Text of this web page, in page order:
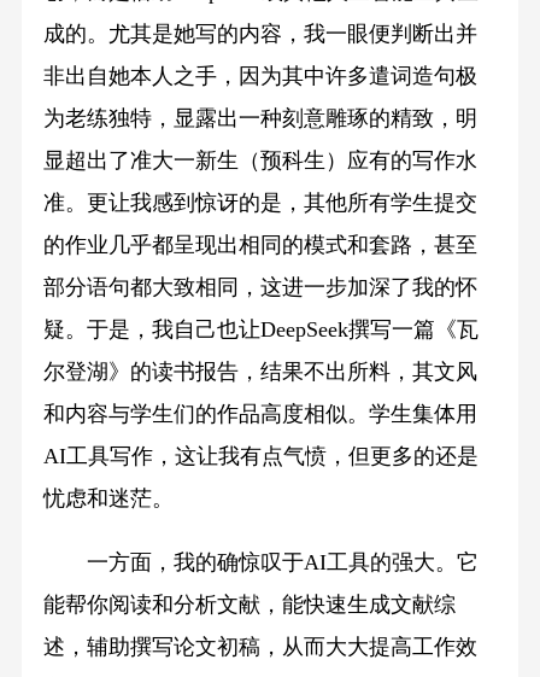
成的。尤其是她写的内容，我一眼便判断出并
非出自她本人之手，因为其中许多遣词造句极
为老练独特，显露出一种刻意雕琢的精致，明
显超出了准大一新生（预科生）应有的写作水
准。更让我感到惊讶的是，其他所有学生提交
的作业几乎都呈现出相同的模式和套路，甚至
部分语句都大致相同，这进一步加深了我的怀
疑。于是，我自己也让DeepSeek撰写一篇《瓦
尔登湖》的读书报告，结果不出所料，其文风
和内容与学生们的作品高度相似。学生集体用
AI工具写作，这让我有点气愤，但更多的还是
忧虑和迷茫。
一方面，我的确惊叹于AI工具的强大。它
能帮你阅读和分析文献，能快速生成文献综
述，辅助撰写论文初稿，从而大大提高工作效